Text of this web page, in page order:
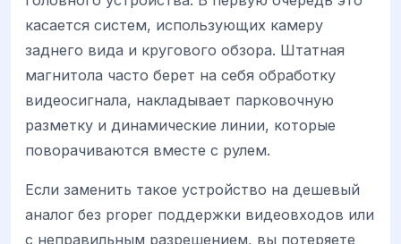
касается систем, использующих камеру
заднего вида и кругового обзора. Штатная
магнитола часто берет на себя обработку
видеосигнала, накладывает парковочную
разметку и динамические линии, которые
поворачиваются вместе с рулем.
Если заменить такое устройство на дешевый
аналог без proper поддержки видеовходов или
с неправильным разрешением, вы потеряете